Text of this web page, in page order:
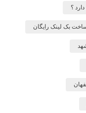
بک لینک رایگان